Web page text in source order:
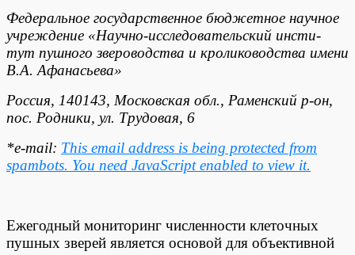
Федеральное государственное бюджетное научное
учреждение «Научно-исследовательский инсти-
тут пушного звероводства и кролиководства имени
В.А. Афанасьева»
Россия, 140143, Московская обл., Раменский р-он,
пос. Родники, ул. Трудовая, 6
*e-mail: This email address is being protected from
spambots. You need JavaScript enabled to view it.
Ежегодный мониторинг численности клеточных
пушных зверей является основой для объективной